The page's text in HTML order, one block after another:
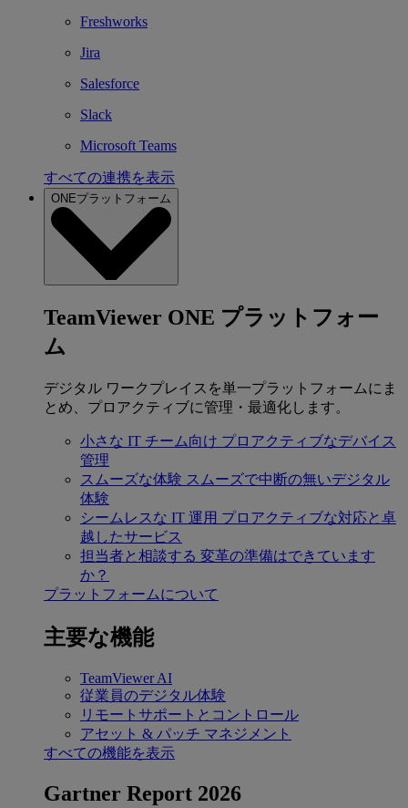
Freshworks
Jira
Salesforce
Slack
Microsoft Teams
すべての連携を表示
ONEプラットフォーム
TeamViewer ONE プラットフォー
ム
デジタル ワークプレイスを単一プラットフォームにま
とめ、プロアクティブに管理・最適化します。
小さな IT チーム向け プロアクティブなデバイス
管理
スムーズな体験 スムーズで中断の無いデジタル
体験
シームレスな IT 運用 プロアクティブな対応と卓
越したサービス
担当者と相談する 変革の準備はできています
か？
プラットフォームについて
主要な機能
TeamViewer AI
従業員のデジタル体験
リモートサポートとコントロール
アセット & パッチ マネジメント
すべての機能を表示
Gartner Report 2026